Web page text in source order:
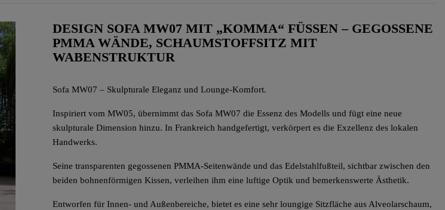
DESIGN SOFA MW07 MIT „KOMMA“ FÜSSEN – GEGOSSENE P
MMA WÄNDE, SCHAUMSTOFFSITZ MIT W
ABENSTRUKTUR
Sofa MW07 – Skulpturale Eleganz und Lounge-Komfort.
Inspiriert vom MW05, übernimmt das Sofa MW07 die Essenz des Modells und fügt eine neue
skulpturale Dimension hinzu. In Frankreich handgefertigt, verkörpert es die Exzellenz des lokalen
Handwerks.
Seine transparenten gegossenen PMMA-Seitenwände und das Edelstahlfußteil, sichtbar zwischen den
beiden bohnenförmigen Kissen, verleihen ihm eine luftige Optik und bemerkenswerte Ästhetik.
Entworfen für Innen- und Außenbereiche, bietet es eine sehr loungige Sitzfläche aus Alveolarschaum,